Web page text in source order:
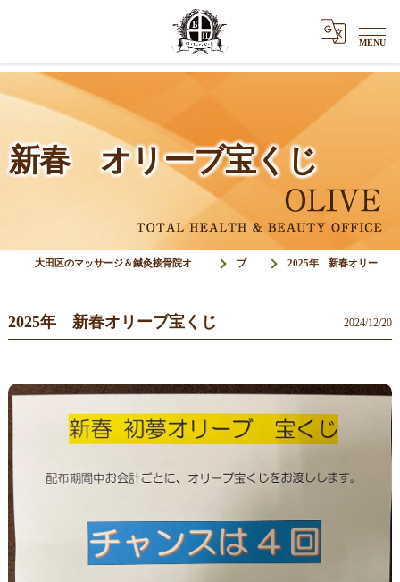
新春 オリーブ宝くじ
大田区のマッサージ＆鍼灸接骨院オリーブ(Olive) ブログ 2025年 新春オリーブ宝くじ
2025年 新春オリーブ宝くじ 2024/12/20